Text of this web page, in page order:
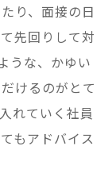
り、面接の日
先回りして対
うな、かゆい
けるのがとて
れていく社員
もアドバイス